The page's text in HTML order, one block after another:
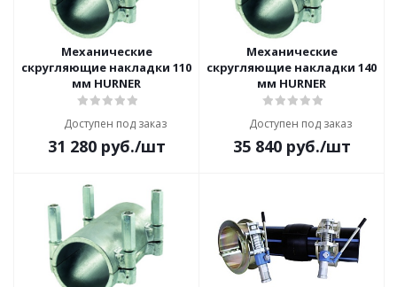
Механические
скругляющие накладки 110
мм HURNER
Доступен под заказ
31 280руб./шт
Механические
скругляющие накладки 140
мм HURNER
Доступен под заказ
35 840руб./шт